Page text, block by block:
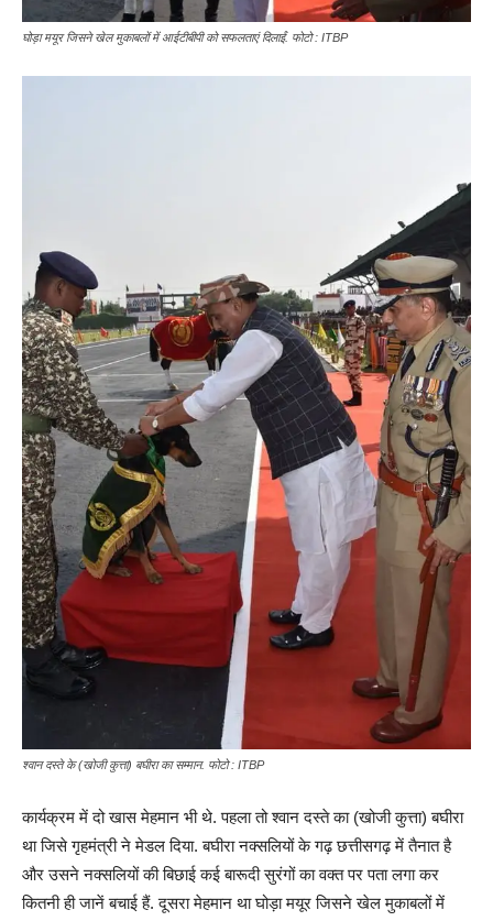
घोड़ा मयूर जिसने खेल मुकाबलों में आईटीबीपी को सफलताएं दिलाईं. फोटो : ITBP
श्वान दस्ते के (खोजी कुत्ता) बघीरा का सम्मान. फोटो : ITBP
कार्यक्रम में दो खास मेहमान भी थे. पहला तो श्वान दस्ते का (खोजी कुत्ता) बघीरा
था जिसे गृहमंत्री ने मेडल दिया. बघीरा नक्सलियों के गढ़ छत्तीसगढ़ में तैनात है
और उसने नक्सलियों की बिछाई कई बारूदी सुरंगों का वक्त पर पता लगा कर
कितनी ही जानें बचाई हैं. दूसरा मेहमान था घोड़ा मयूर जिसने खेल मुकाबलों में